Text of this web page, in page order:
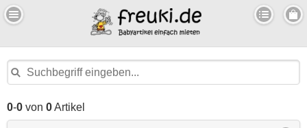
0-0 von 0Artikel